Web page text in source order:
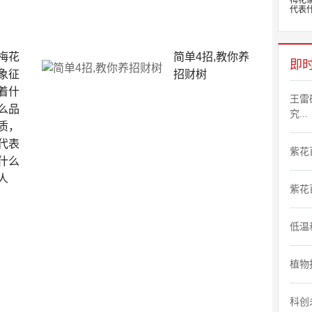
花
征
什
品
，
表
么
简单4招,教你养
招财树
代表
即
王雷
究...
紫花
紫
低温
植物
科创